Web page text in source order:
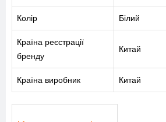
Колір Білий
Країна реєстрації
бренду
Китай
Країна виробник Китай